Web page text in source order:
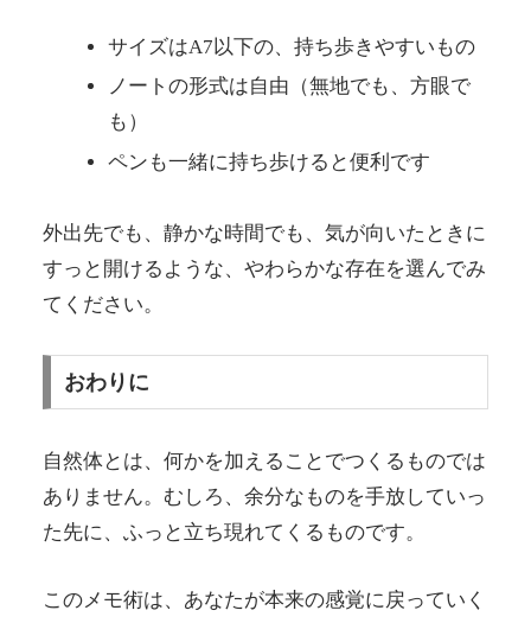
サイズはA7以下の、持ち歩きやすいもの
ノートの形式は自由（無地でも、方眼で
も）
ペンも一緒に持ち歩けると便利です
外出先でも、静かな時間でも、気が向いたときに
すっと開けるような、やわらかな存在を選んでみ
てください。
おわりに
自然体とは、何かを加えることでつくるものでは
ありません。むしろ、余分なものを手放していっ
た先に、ふっと立ち現れてくるものです。
このメモ術は、あなたが本来の感覚に戻っていく